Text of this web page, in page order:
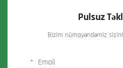
Pulsuz
Bizim nümayəndəmiz
Email